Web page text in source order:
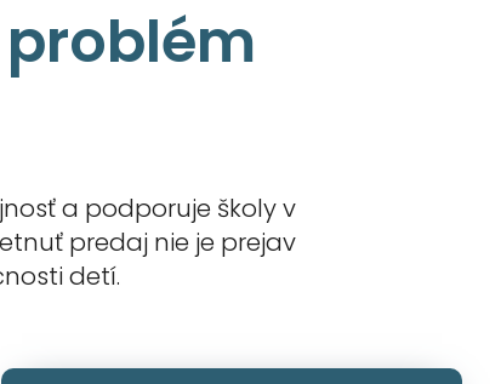
a podporuje školy v
predaj nie je prejav
detí.